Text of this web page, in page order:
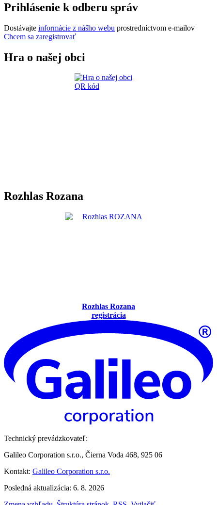
Prihlásenie k odberu správ
Dostávajte informácie z nášho webu prostredníctvom e-mailov
Chcem sa zaregistrovať
Hra o našej obci
Rozhlas Rozana
Rozhlas Rozana
registrácia
Technický prevádzkovateľ:
Galileo Corporation s.r.o., Čierna Voda 468, 925 06
Kontakt: Galileo Corporation s.r.o.
Posledná aktualizácia: 6. 8. 2026